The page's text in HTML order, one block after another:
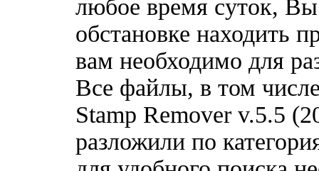
любое время суток,
обстановке находить
вам необходимо для
Все файлы, в том
Stamp Remover v.5.5
разложили по